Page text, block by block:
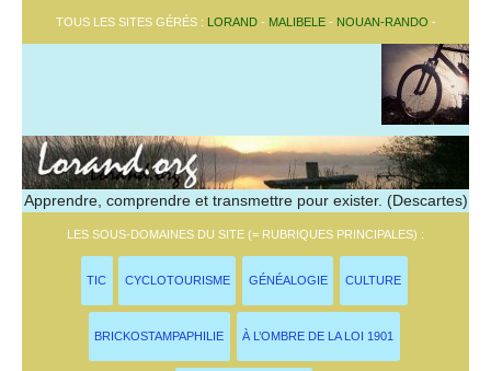
TOUS LES SITES GÉRÉS : LORAND- MALIBELE- NOUAN-RANDO -
Apprendre, comprendre et transmettre pour exister. (Descartes)
LES SOUS-DOMAINES DU SITE (= RUBRIQUES PRINCIPALES) :
TIC CYCLOTOURISME GÉNÉALOGIE CULTURE
BRICKOSTAMPAPHILIE À L’OMBRE DE LA LOI 1901